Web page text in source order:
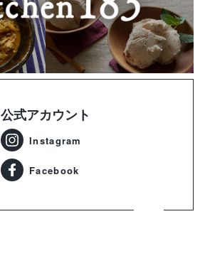
公式アカウント
Instagram
Facebook